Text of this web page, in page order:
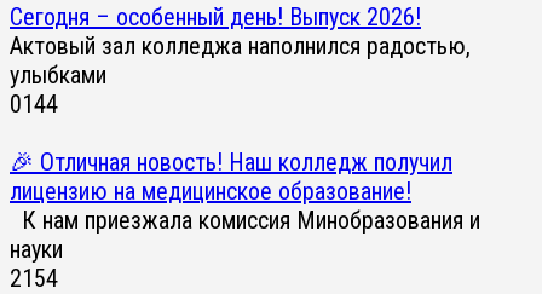
Сегодня – особенный день! Выпуск 2026!
Актовый зал колледжа наполнился радостью,
улыбками
0144
🎉 Отличная новость! Наш колледж получил
лицензию на медицинское образование!
К нам приезжала комиссия Минобразования и
науки
2154